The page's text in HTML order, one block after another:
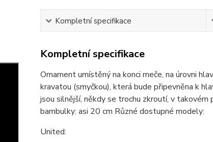
Kompletní specifikace
Kompletní specifikace
Ornament umístěný na konci meče, na úrovni
kravatou (smyčkou), která bude připevněna k
jsou silnější, někdy se trochu zkroutí, v
bambulky: asi 20 cm Různé dostupné modely:
United: